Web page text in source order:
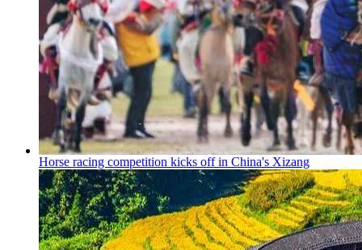
Horse racing competition kicks off in China's Xizang